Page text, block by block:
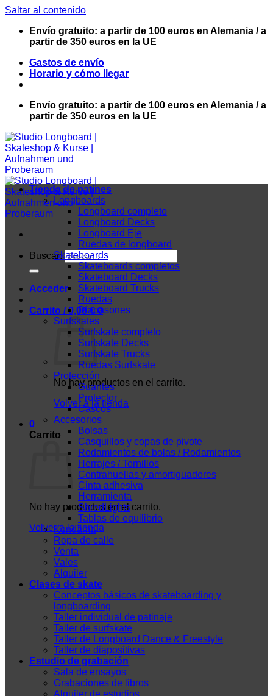
Saltar al contenido
Envío gratuito: a partir de 100 euros en Alemania / a
partir de 350 euros en la UE
Gastos de envío
Horario y cómo llegar
Envío gratuito: a partir de 100 euros en Alemania / a
partir de 350 euros en la UE
Buscar:
Acceder
Carrito /0,00€ 0
No hay productos en el carrito.
Volver a la tienda
0
Carrito
No hay productos en el carrito.
Volver a la tienda
Tienda de patines
Longboards
Longboard completo
Longboard Decks
Longboard Eje
Ruedas de longboard
Skateboards
Skateboards completos
Skateboard Decks
Skateboard Trucks
Ruedas
Diapasones
Surfskates
Surfskate completo
Surfskate Decks
Surfskate Trucks
Ruedas Surfskate
Protección
Guantes
Protector
Cascos
Accesorios
Bolsas
Casquillos y copas de pivote
Rodamientos de bolas / Rodamientos
Herrajes / Tornillos
Contrahuellas y amortiguadores
Cinta adhesiva
Herramienta
ShredLights
Tablas de equilibrio
Kendama
Ropa de calle
Venta
Vales
Alquiler
Clases de skate
Conceptos básicos de skateboarding y
longboarding
Taller individual de patinaje
Taller de surfskate
Taller de Longboard Dance & Freestyle
Taller de diapositivas
Estudio de grabación
Sala de ensayos
Grabaciones de libros
Alquiler de estudios